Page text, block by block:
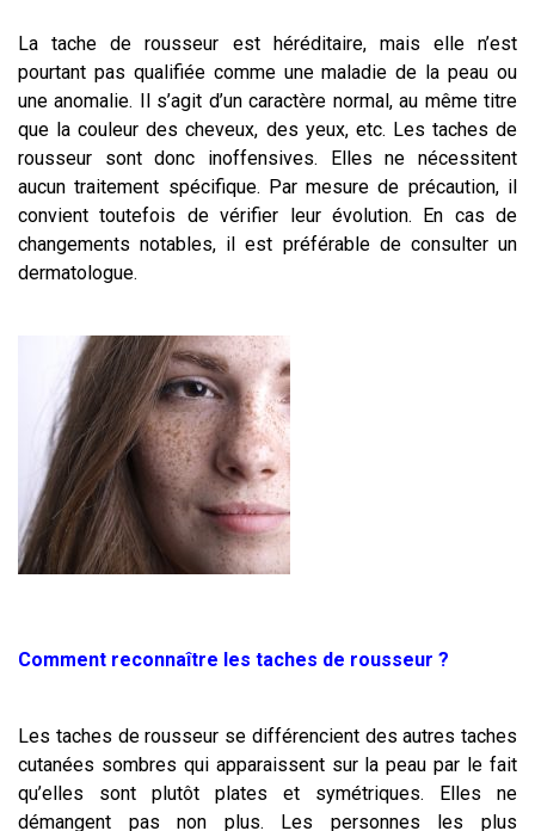
La tache de rousseur est héréditaire, mais elle n’est
pourtant pas qualifiée comme une maladie de la peau ou
une anomalie. Il s’agit d’un caractère normal, au même titre
que la couleur des cheveux, des yeux, etc. Les taches de
rousseur sont donc inoffensives. Elles ne nécessitent
aucun traitement spécifique. Par mesure de précaution, il
convient toutefois de vérifier leur évolution. En cas de
changements notables, il est préférable de consulter un
dermatologue.
Comment reconnaître les taches de rousseur ?
Les taches de rousseur se différencient des autres taches
cutanées sombres qui apparaissent sur la peau par le fait
qu’elles sont plutôt plates et symétriques. Elles ne
démangent pas non plus. Les personnes les plus